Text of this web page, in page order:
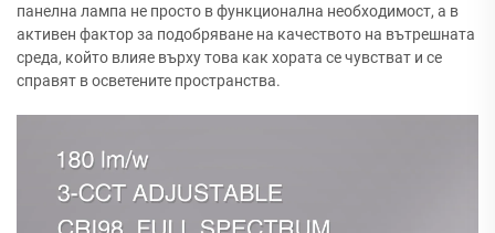
панелна лампа не просто в функционална необходимост, а в
активен фактор за подобряване на качеството на вътрешната
среда, който влияе върху това как хората се чувстват и се
справят в осветените пространства.